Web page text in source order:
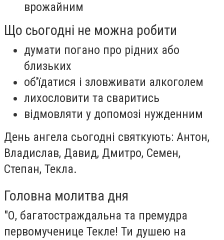
врожайним
Що сьогодні не можна робити
думати погано про рідних або
близьких
об'їдатися і зловживати алкоголем
лихословити та сваритись
відмовляти у допомозі нужденним
День ангела сьогодні святкують: Антон,
Владислав, Давид, Дмитро, Семен,
Степан, Текла.
Головна молитва дня
"О, багатостраждальна та премудра
первомученице Текле! Ти душею на